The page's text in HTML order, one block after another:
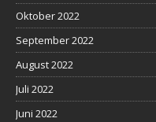
Oktober 2022
September 2022
August 2022
Juli 2022
Juni 2022